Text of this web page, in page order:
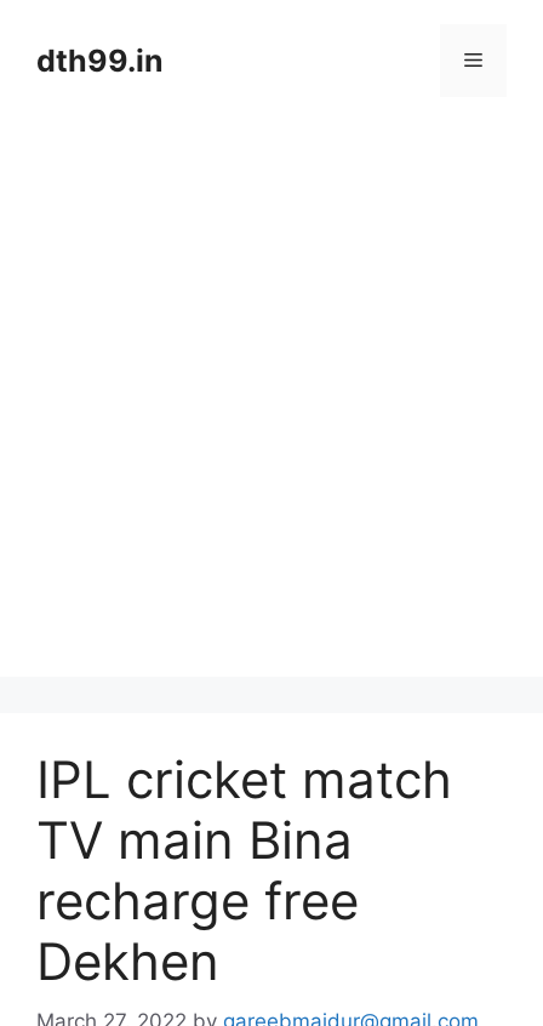
contentdth99.in Menu
IPL cricket match
TV main Bina
recharge free
Dekhen
March 27, 2022 by gareebmajdur@gmail.com